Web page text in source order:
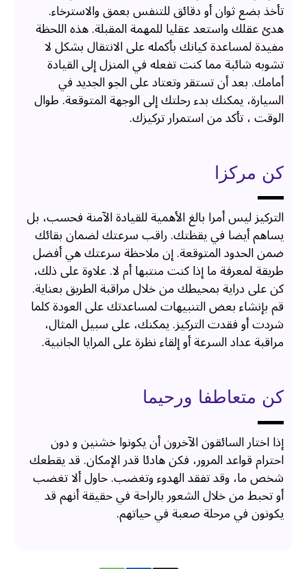
تأخذ بضع ثوان أو دقائق للتنفس بعمق والاسترخاء.
هدئ عقلك واستعد عقليا للمهمة المقبلة. هذه اللحظة
مفيدة لمساعدة كيانك بأكمله على الانتقال بشكل لا
تشوبه شائبة مما كنت تفعله في المنزل إلى القيادة
أمامك. بعد أن تستقر وتعتاد على الجو الجديد في
السيارة، يمكنك بدء رحلتك إلى الوجهة المتوقعة. طوال
الوقت ، تأكد من استمرار تركيزك.
كن مركزا
التركيز ليس أمرا بالغ الأهمية للقيادة الآمنة فحسب، بل
يساهم أيضا في يقظتك. راقب سرعتك لضمان بقائك
ضمن الحدود المتوقعة. إن ملاحظة سرعتك هي أفضل
طريقة لمعرفة ما إذا كنت منتبها أم لا. علاوة على ذلك،
كن على دراية بمحيطك من خلال مراقبة الطريق بعناية.
قم بإنشاء بعض التنبيهات لمساعدتك على العودة كلما
شردت أو فقدت التركيز. يمكنك، على سبيل المثال،
مراقبة عداد السرعة أو إلقاء نظرة على المرايا الجانبية.
كن متعاطفا ورحيما
إذا اختار السائقون الآخرون أن يكونوا خشنين و دون
احترام قواعد المرور، فكن هادئا قدر الإمكان. قد يقطعك
شخص ما، وقد تفقد الهدوء وتغضب. حاول ألا تغضب
أو تحبط من خلال الشعور بالراحة في حقيقة أنهم قد
يكونون في مرحلة صعبة في حياتهم.